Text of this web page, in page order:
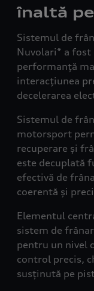
înaltă
Sistemul de
Nuvolari* a fost
performanță
interacțiunea
decelerarea
Sistemul de
motorsport
recuperare și
este decuplată
efectivă de
coerentă și
Elementul
sistem de
pentru un nivel
control precis,
susținută pe